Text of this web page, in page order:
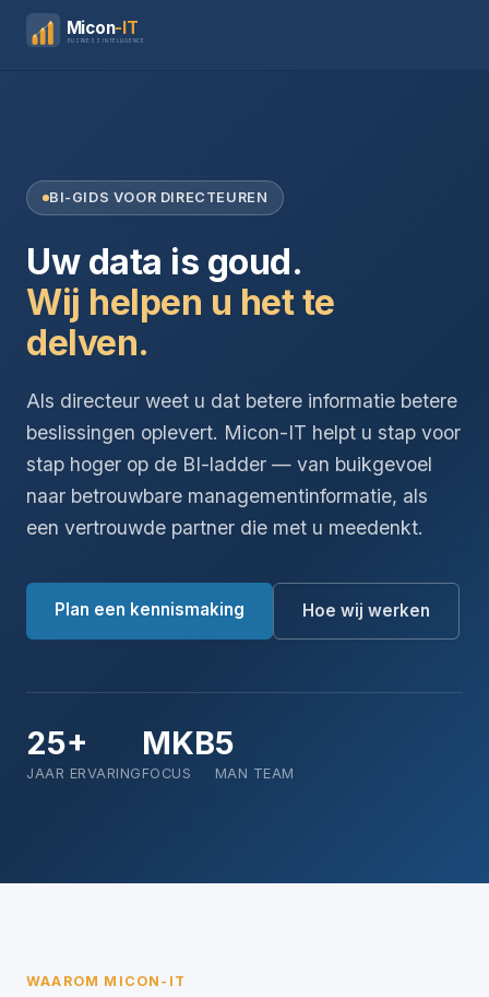
Micon-IT
BUSINESS INTELLIGENCE
BI-GIDS VOOR DIRECTEUREN
Uw data is goud.
Wij helpen u het te
delven.
Als directeur weet u dat betere informatie betere
beslissingen oplevert. Micon-IT helpt u stap voor
stap hoger op de BI-ladder — van buikgevoel
naar betrouwbare managementinformatie, als
een vertrouwde partner die met u meedenkt.
Plan een kennismaking Hoe wij werken
25+
JAAR ERVARING
MKB
FOCUS
5
MAN TEAM
WAAROM MICON-IT